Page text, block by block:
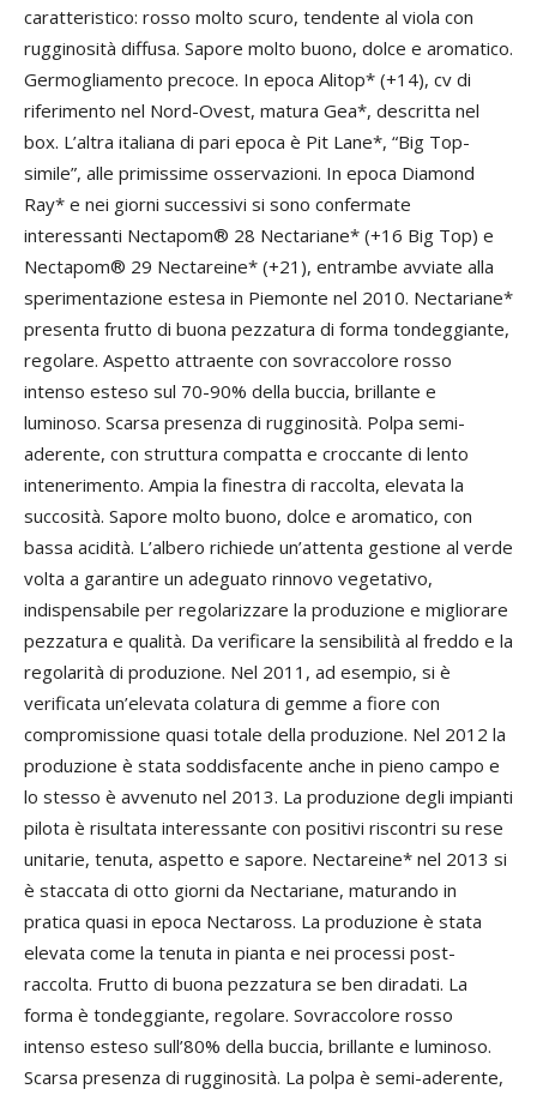
caratteristico: rosso molto scuro, tendente al viola con
rugginosità diffusa. Sapore molto buono, dolce e aromatico.
Germogliamento precoce. In epoca Alitop* (+14), cv di
riferimento nel Nord-Ovest, matura Gea*, descritta nel
box. L’altra italiana di pari epoca è Pit Lane*, “Big Top-
simile”, alle primissime osservazioni. In epoca Diamond
Ray* e nei giorni successivi si sono confermate
interessanti Nectapom® 28 Nectariane* (+16 Big Top) e
Nectapom® 29 Nectareine* (+21), entrambe avviate alla
sperimentazione estesa in Piemonte nel 2010. Nectariane*
presenta frutto di buona pezzatura di forma tondeggiante,
regolare. Aspetto attraente con sovraccolore rosso
intenso esteso sul 70-90% della buccia, brillante e
luminoso. Scarsa presenza di rugginosità. Polpa semi-
aderente, con struttura compatta e croccante di lento
intenerimento. Ampia la finestra di raccolta, elevata la
succosità. Sapore molto buono, dolce e aromatico, con
bassa acidità. L’albero richiede un’attenta gestione al verde
volta a garantire un adeguato rinnovo vegetativo,
indispensabile per regolarizzare la produzione e migliorare
pezzatura e qualità. Da verificare la sensibilità al freddo e la
regolarità di produzione. Nel 2011, ad esempio, si è
verificata un’elevata colatura di gemme a fiore con
compromissione quasi totale della produzione. Nel 2012 la
produzione è stata soddisfacente anche in pieno campo e
lo stesso è avvenuto nel 2013. La produzione degli impianti
pilota è risultata interessante con positivi riscontri su rese
unitarie, tenuta, aspetto e sapore. Nectareine* nel 2013 si
è staccata di otto giorni da Nectariane, maturando in
pratica quasi in epoca Nectaross. La produzione è stata
elevata come la tenuta in pianta e nei processi post-
raccolta. Frutto di buona pezzatura se ben diradati. La
forma è tondeggiante, regolare. Sovraccolore rosso
intenso esteso sull’80% della buccia, brillante e luminoso.
Scarsa presenza di rugginosità. La polpa è semi-aderente,